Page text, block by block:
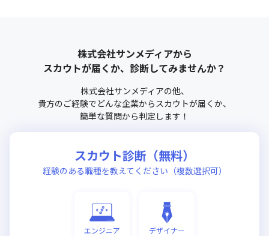
株式会社サンメディアから
スカウトが届くか、診断してみませんか？
株式会社サンメディアの他、
貴方のご経験でどんな企業からスカウトが届くか、
簡単な質問から判定します！
スカウト診断（無料）
経験のある職種を教えてください（複数選択可）
エンジニア デザイナー